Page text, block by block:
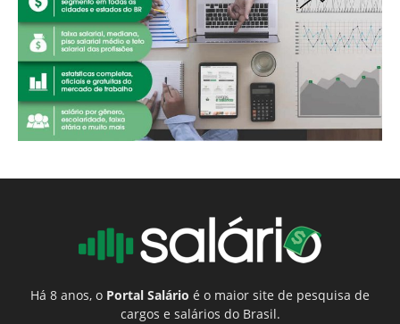
Há 8 anos, o Portal Salário é o maior site de pesquisa de
cargos e salários do Brasil.